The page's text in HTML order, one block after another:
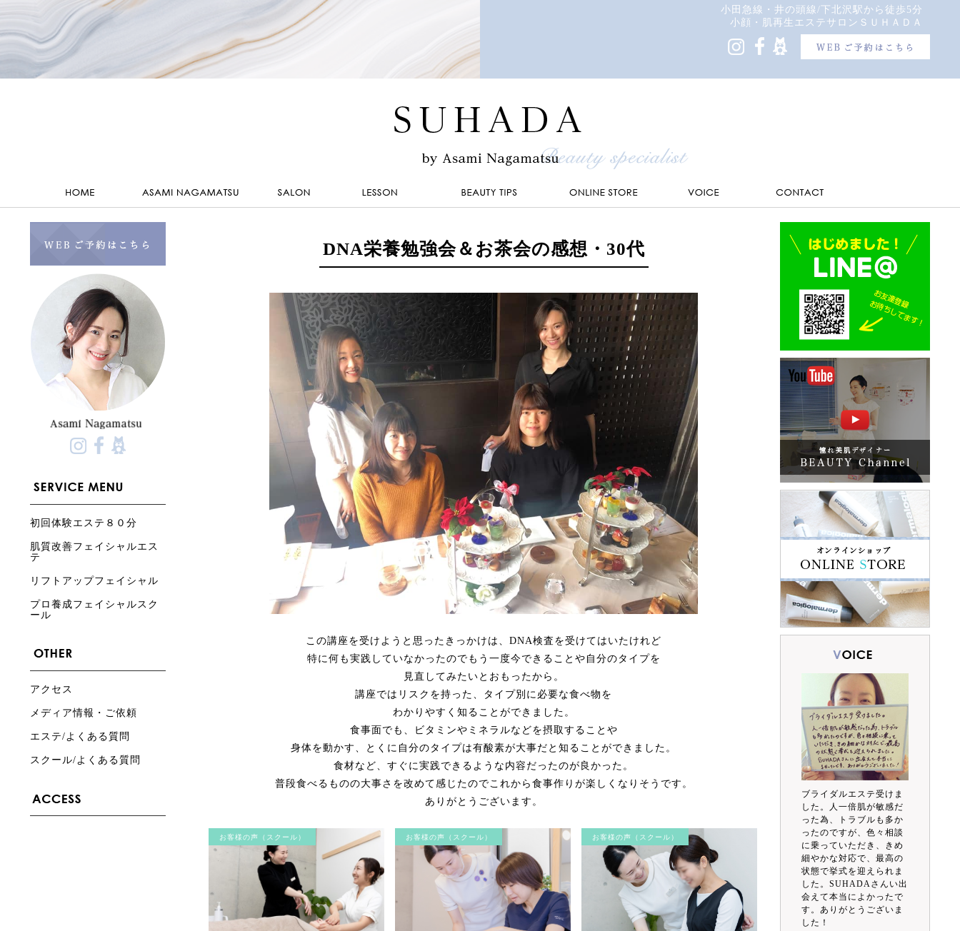
小田急線・井の頭線/下北沢駅から徒歩5分
小顔・肌再生エステサロンＳＵＨＡＤＡ
初回体験エステ８０分
肌質改善フェイシャルエス
テ
リフトアップフェイシャル
プロ養成フェイシャルスク
ール
アクセス
メディア情報・ご依頼
エステ/よくある質問
スクール/よくある質問
ブライダルエステ受けま
した。人一倍肌が敏感だ
った為、トラブルも多か
ったのですが、色々相談
に乗っていただき、きめ
細やかな対応で、最高の
状態で挙式を迎えられま
した。SUHADAさんい出
会えて本当によかったで
す。ありがとうございま
した！
DNA栄養勉強会＆お茶会の感想・30代
この講座を受けようと思ったきっかけは、DNA検査を受けてはいたけれど
特に何も実践していなかったのでもう一度今できることや自分のタイプを
見直してみたいとおもったから。
講座ではリスクを持った、タイプ別に必要な食べ物を
わかりやすく知ることができました。
食事面でも、ビタミンやミネラルなどを摂取することや
身体を動かす、とくに自分のタイプは有酸素が大事だと知ることができました。
食材など、すぐに実践できるような内容だったのが良かった。
普段食べるものの大事さを改めて感じたのでこれから食事作りが楽しくなりそうです。
ありがとうございます。
お客様の声（スクール） お客様の声（スクール） お客様の声（スクール）